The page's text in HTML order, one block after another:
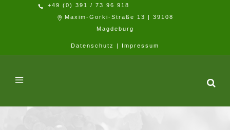
+49 (0) 391 / 73 96 918
Maxim-Gorki-Straße 13 | 39108
Magdeburg
Datenschutz | Impressum